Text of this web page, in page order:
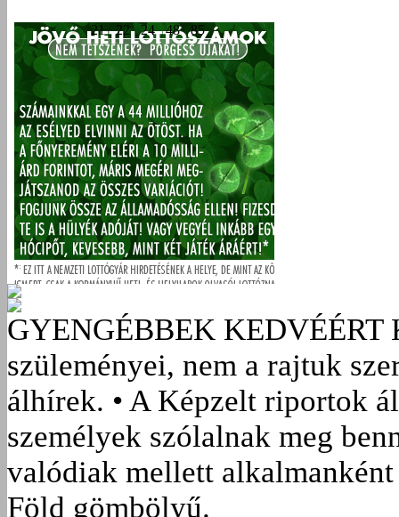
GYENGÉBBEK KEDVÉÉRT
szüleményei, nem a rajtuk
álhírek. • A Képzelt riportok
személyek szólalnak meg
valódiak mellett
Föld gömbölyű.